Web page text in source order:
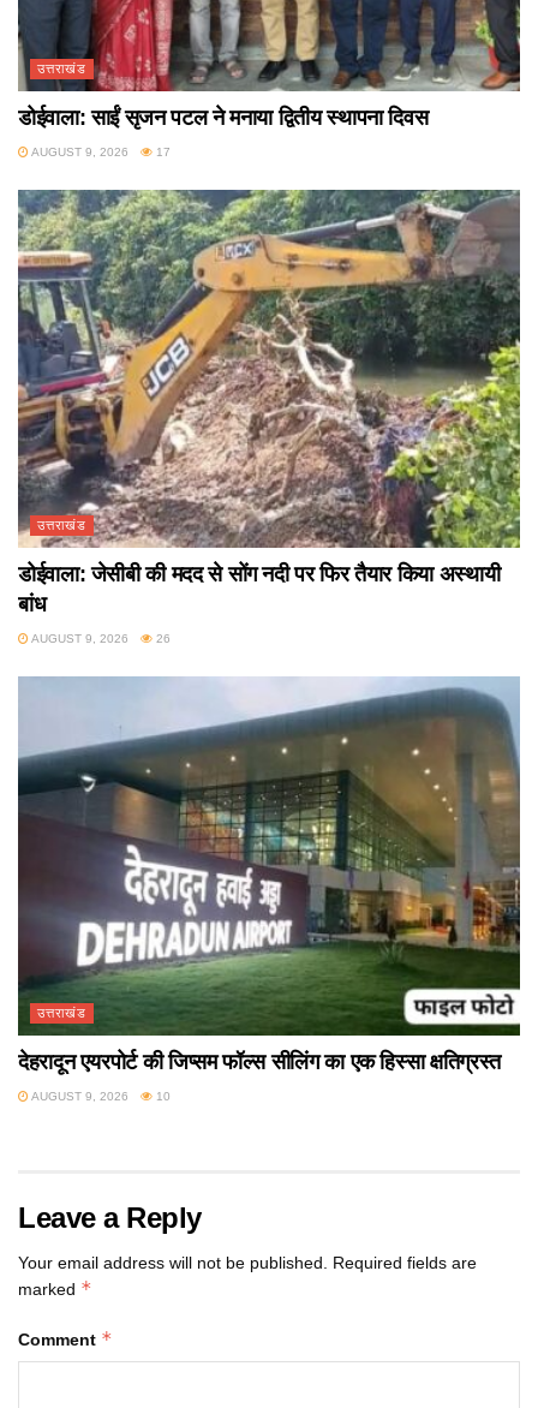
उत्तराखंड
डोईवाला: साईं सृजन पटल ने मनाया द्वितीय स्थापना दिवस
AUGUST 9, 2026 17
उत्तराखंड
डोईवाला: जेसीबी की मदद से सोंग नदी पर फिर तैयार किया अस्थायी
बांध
AUGUST 9, 2026 26
उत्तराखंड
देहरादून एयरपोर्ट की जिप्सम फॉल्स सीलिंग का एक हिस्सा क्षतिग्रस्त
AUGUST 9, 2026 10
Leave a Reply
Your email address will not be published. Required fields are
marked *
Comment *